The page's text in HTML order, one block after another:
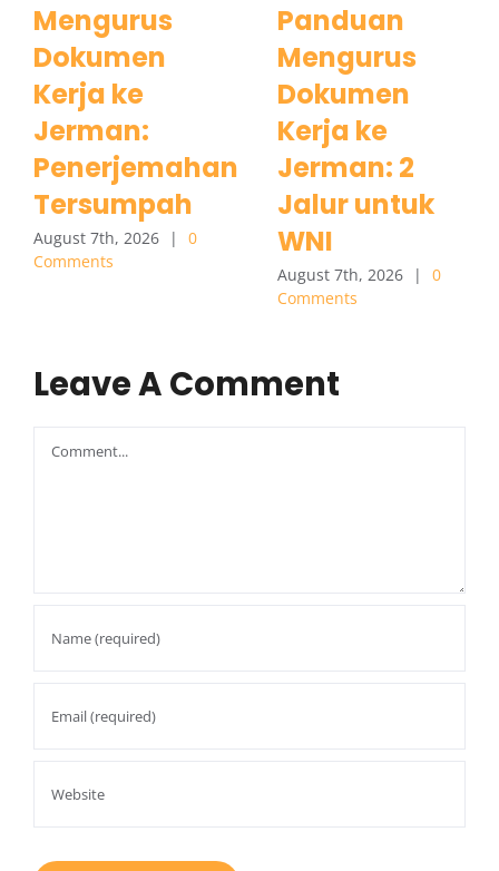
Mengurus
Dokumen
Kerja ke
Jerman:
Penerjemahan
Tersumpah
August 7th, 2026 |
0
Comments
Panduan
Mengurus
Dokumen
Kerja ke
Jerman: 2
Jalur untuk
WNI
August 7th, 2026 |
0
Comments
Leave A Comment
Comment